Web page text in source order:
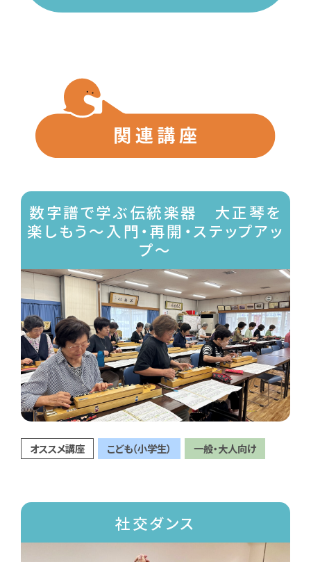
数字譜で学ぶ伝統楽器 大正琴を
楽しもう～入門・再開・ステップアッ
プ～
オススメ講座 こども（小学生） 一般・大人向け
社交ダンス